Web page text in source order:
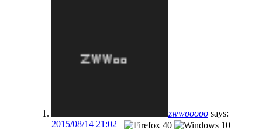
zwwooooo says:
2015/08/14 21:02